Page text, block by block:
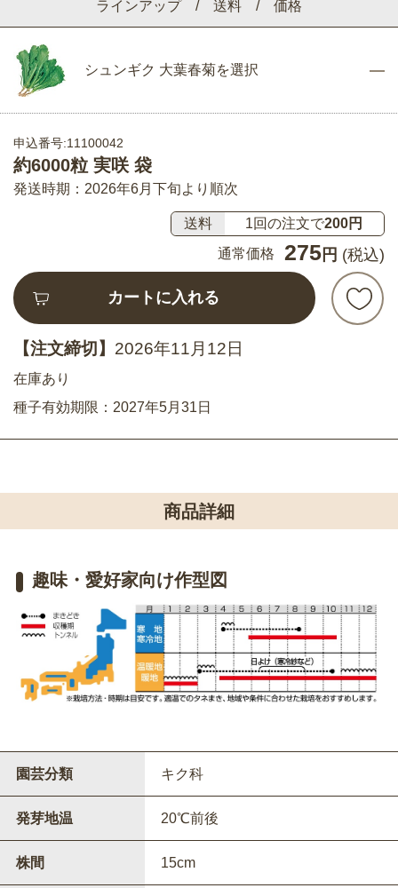
ラインアップ / 送料 / 価格
シュンギク 大葉春菊を選択
申込番号:11100042
約6000粒 実咲 袋
発送時期：2026年6月下旬より順次
送料 1回の注文で200円
通常価格
275 円 (税込)
カートに入れる
【注文締切】 2026年11月12日
在庫あり
種子有効期限：2027年5月31日
商品詳細
趣味・愛好家向け作型図
園芸分類 キク科
発芽地温 20℃前後
株間 15cm